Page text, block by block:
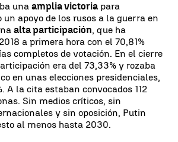
una amplia victoria para
apoyo de los rusos a la guerra en
alta participación, que ha
a primera hora con el 70,81%
completos de votación. En el cierre
era del 73,33% y rozaba
en unas elecciones presidenciales,
A la cita estaban convocados 112
Sin medios críticos, sin
y sin oposición, Putin
al menos hasta 2030.